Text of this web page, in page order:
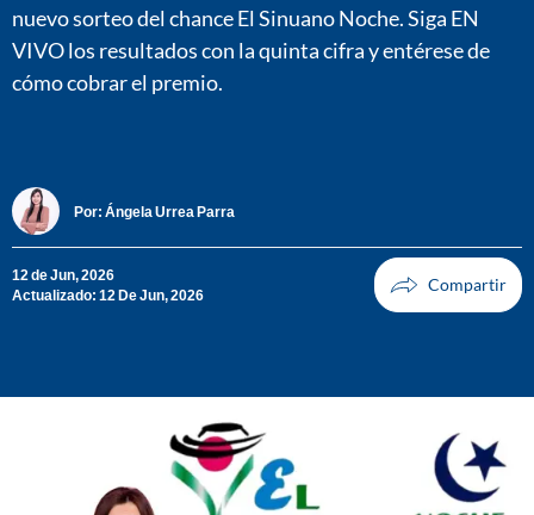
nuevo sorteo del chance El Sinuano Noche. Siga EN
VIVO los resultados con la quinta cifra y entérese de
cómo cobrar el premio.
Por: Ángela Urrea Parra
12 de Jun, 2026
Actualizado: 12 De Jun, 2026